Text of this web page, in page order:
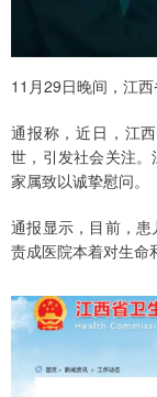
11月29日晚间，江西
通报称，近日，江
世，引发社会关注
家属致以诚挚慰问。
通报显示，目前，
责成医院本着对生命